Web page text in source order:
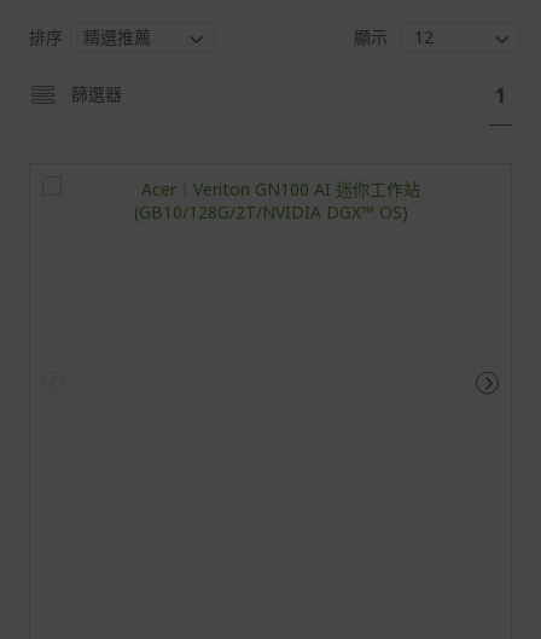
排序 顯示
篩選器
您
目
1